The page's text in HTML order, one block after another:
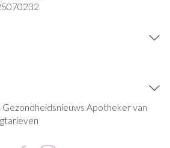
Gezondheidsnieuws Apotheker van